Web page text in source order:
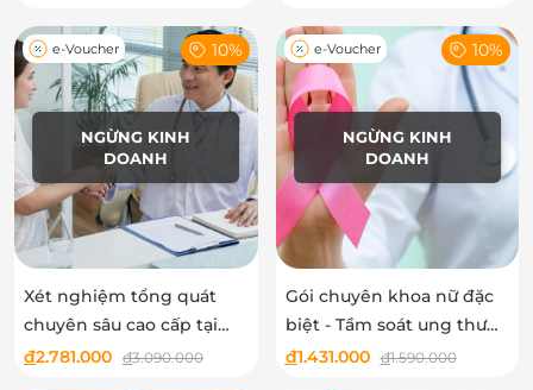
NGỪNG KINH
DOANH
e-Voucher 10%
Xét nghiệm tổng quát
chuyên sâu cao cấp tại
Phòng khám eDoctor
đ2.781.000 đ3.090.000
NGỪNG KINH
DOANH
e-Voucher 10%
Gói chuyên khoa nữ đặc
biệt - Tầm soát ung thư
cổ tử cung tại phòng
đ1.431.000 đ1.590.000